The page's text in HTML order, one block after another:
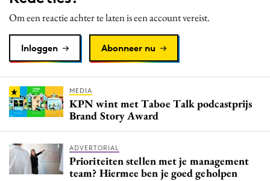
Purpose Marketing
Reputatie & crisis
Om een reactie achter te laten is een account vereist.
Inloggen Abonneer nu
MEDIA
KPN wint met Taboe Talk podcastprijs
Brand Story Award
ADVERTORIAL
Prioriteiten stellen met je management
team? Hiermee ben je goed geholpen